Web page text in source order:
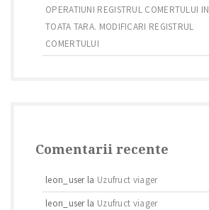
OPERATIUNI REGISTRUL COMERTULUI IN
TOATA TARA. MODIFICARI REGISTRUL
COMERTULUI
Comentarii recente
leon_userla Uzufruct viager
leon_userla Uzufruct viager